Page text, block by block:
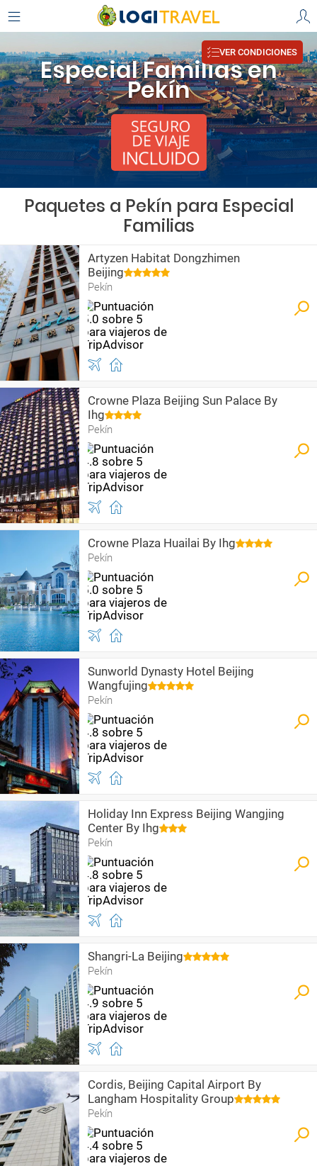
Especial Familias en
Pekín
VER CONDICIONES
Paquetes a Pekín para Especial
Familias
Artyzen Habitat Dongzhimen
Beijing
Pekín
Crowne Plaza Beijing Sun Palace By
Ihg
Pekín
Crowne Plaza Huailai By Ihg
Pekín
Sunworld Dynasty Hotel Beijing
Wangfujing
Pekín
Holiday Inn Express Beijing Wangjing
Center By Ihg
Pekín
Shangri-La Beijing
Pekín
Cordis, Beijing Capital Airport By
Langham Hospitality Group
Pekín